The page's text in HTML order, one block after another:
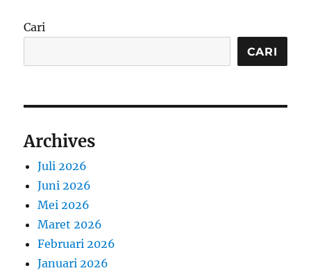
Cari
CARI
Archives
Juli 2026
Juni 2026
Mei 2026
Maret 2026
Februari 2026
Januari 2026